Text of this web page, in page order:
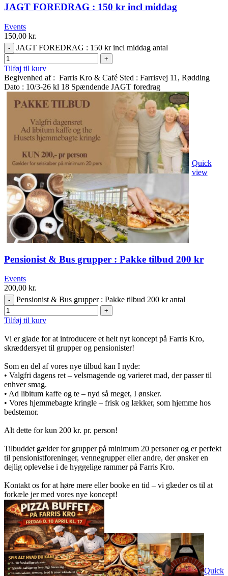
JAGT FOREDRAG : 150 kr incl middag
Events
150,00 kr.
JAGT FOREDRAG : 150 kr incl middag antal
Tilføj til kurv
Begivenhed af : Farris Kro & Café Sted : Farrisvej 11, Rødding
Dato : 10/3-26 kl 18 Spændende JAGT foredrag
Quick
view
Pensionist & Bus grupper : Pakke tilbud 200 kr
Events
200,00 kr.
Pensionist & Bus grupper : Pakke tilbud 200 kr antal
Tilføj til kurv
Vi er glade for at introducere et helt nyt koncept på Farris Kro,
skræddersyet til grupper og pensionister!
Som en del af vores nye tilbud kan I nyde:
• Valgfri dagens ret – velsmagende og varieret mad, der passer til
enhver smag.
• Ad libitum kaffe og te – nyd så meget, I ønsker.
• Vores hjemmebagte kringle – frisk og lækker, som hjemme hos
bedstemor.
Alt dette for kun 200 kr. pr. person!
Tilbuddet gælder for grupper på minimum 20 personer og er perfekt
til pensionistforeninger, vennegrupper eller andre, der ønsker en
dejlig oplevelse i de hyggelige rammer på Farris Kro.
Kontakt os for at høre mere eller booke en tid – vi glæder os til at
forkæle jer med vores nye koncept!
Quick